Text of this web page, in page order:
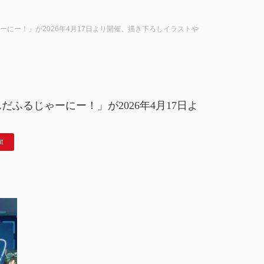
にー！」が2026年4月17日より開催、描き下ろしイラストや
ふるじゃーにー！」が2026年4月17日よ